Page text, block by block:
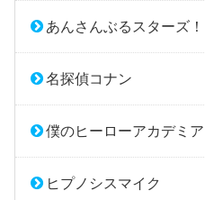
あんさんぶるスターズ！
名探偵コナン
僕のヒーローアカデミア
ヒプノシスマイク